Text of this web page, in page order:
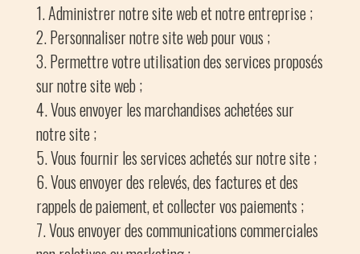
Administrer notre site web et notre entreprise ;
Personnaliser notre site web pour vous ;
Permettre votre utilisation des services proposés
sur notre site web ;
Vous envoyer les marchandises achetées sur
notre site ;
Vous fournir les services achetés sur notre site ;
Vous envoyer des relevés, des factures et des
rappels de paiement, et collecter vos paiements ;
Vous envoyer des communications commerciales